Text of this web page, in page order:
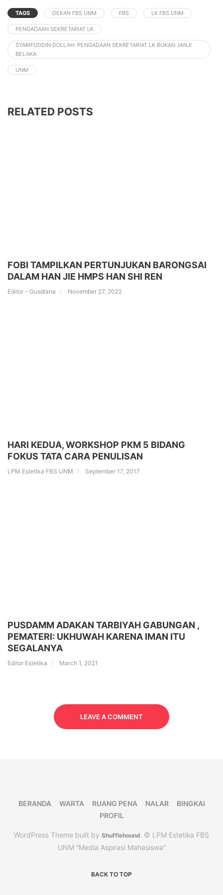
TAGS DEKAN FBS UNM FBS LK FBS UNM
PENGADAAN SEKRETARIAT LK
SYARIFUDDIN DOLLAH: PENGADAAN SEKRETARIAT LK BUKAN JANJI
BELAKA
UNM
RELATED POSTS
FOBI TAMPILKAN PERTUNJUKAN BARONGSAI
DALAM HAN JIE HMPS HAN SHI REN
Editor - Gusdiana November 27, 2022
HARI KEDUA, WORKSHOP PKM 5 BIDANG
FOKUS TATA CARA PENULISAN
LPM Estetika FBS UNM September 17, 2017
PUSDAMM ADAKAN TARBIYAH GABUNGAN ,
PEMATERI: UKHUWAH KARENA IMAN ITU
SEGALANYA
Editor Estetika March 1, 2021
LEAVE A COMMENT
BERANDA WARTA RUANG PENA NALAR
BINGKAI
PROFIL
WordPress Theme built by Shufflehound © LPM Estetika FBS
UNM "Media Aspirasi Mahasiswa"
BACK TO TOP